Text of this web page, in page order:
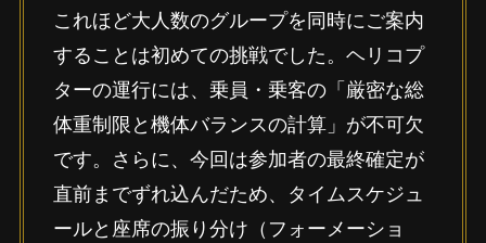
これほど大人数のグループを同時にご案内
することは初めての挑戦でした。ヘリコプ
ターの運行には、乗員・乗客の「厳密な総
体重制限と機体バランスの計算」が不可欠
です。さらに、今回は参加者の最終確定が
直前までずれ込んだため、タイムスケジュ
ールと座席の振り分け（フォーメーショ